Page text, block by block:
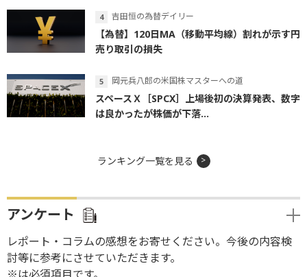
吉田恒の為替デイリー
【為替】120日MA（移動平均線）割れが示す円
売り取引の損失
岡元兵八郎の米国株マスターへの道
スペースＸ［SPCX］上場後初の決算発表、数字
は良かったが株価が下落...
ランキング一覧を見る
アンケート
レポート・コラムの感想をお寄せください。今後の内容検
討等に参考にさせていただきます。
※は必須項目です。